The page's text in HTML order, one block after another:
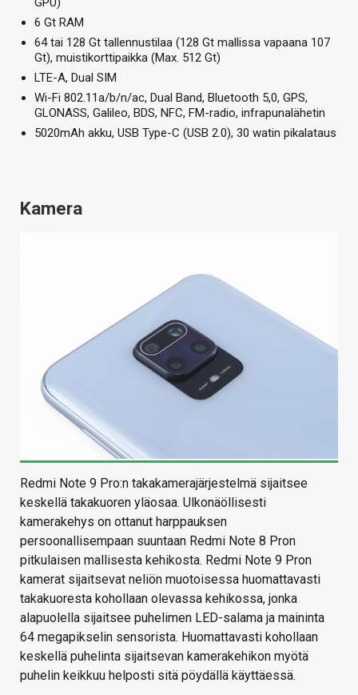
6 Gt RAM
64 tai 128 Gt tallennustilaa (128 Gt mallissa vapaana 107
Gt), muistikorttipaikka (Max. 512 Gt)
LTE-A, Dual SIM
Wi-Fi 802.11a/b/n/ac, Dual Band, Bluetooth 5,0, GPS,
GLONASS, Galileo, BDS, NFC, FM-radio, infrapunalähetin
5020mAh akku, USB Type-C (USB 2.0), 30 watin pikalataus
Kamera
Redmi Note 9 Pro:n takakamerajärjestelmä sijaitsee
keskellä takakuoren yläosaa. Ulkonäöllisesti
kamerakehys on ottanut harppauksen
persoonallisempaan suuntaan Redmi Note 8 Pron
pitkulaisen mallisesta kehikosta. Redmi Note 9 Pron
kamerat sijaitsevat neliön muotoisessa huomattavasti
takakuoresta kohollaan olevassa kehikossa, jonka
alapuolella sijaitsee puhelimen LED-salama ja maininta
64 megapikselin sensorista. Huomattavasti kohollaan
keskellä puhelinta sijaitsevan kamerakehikon myötä
puhelin keikkuu helposti sitä pöydällä käyttäessä.